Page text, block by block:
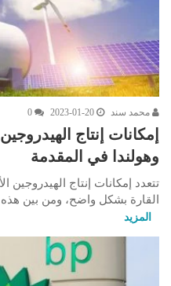
محمد سند 2023-01-20
0
إمكانات إنتاج
وهولندا في المقدمة
تتعدد إمكانات إنتاج الهيدروجين
القارة بشكل واضح، ومن بين
المزيد